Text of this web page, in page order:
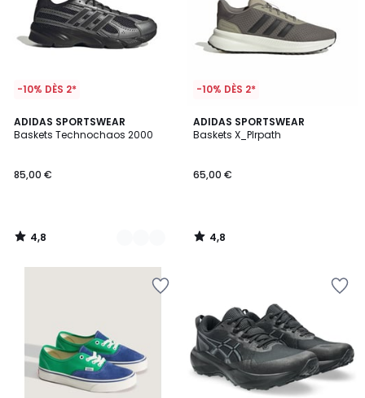
-10% DÈS 2*
ADIDAS SPORTSWEAR
Baskets Technochaos 2000
85,00 €
4,8
/ 5
2
Couleurs
4,8
/
-10% DÈS 2*
ADIDAS SPORTSWEAR
Baskets X_Plrpath
65,00 €
4,8
/ 5
4,8
/